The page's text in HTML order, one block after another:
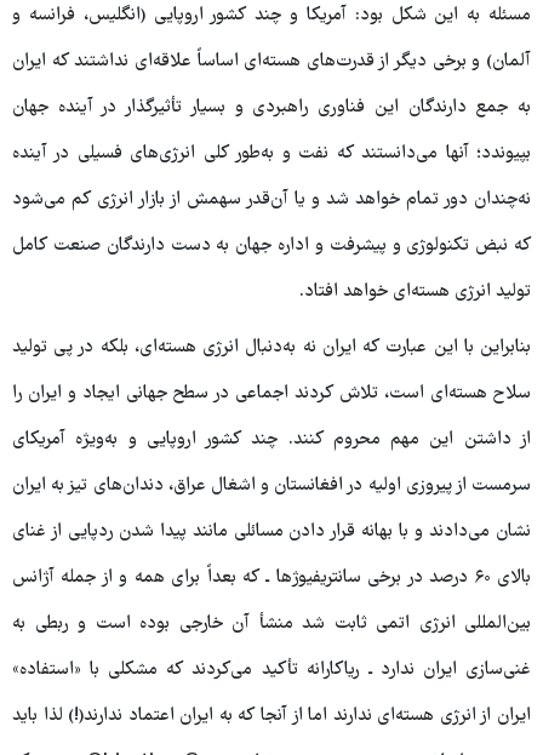
مسئله به این شکل بود: آمریکا و چند کشور اروپایی (انگلیس، فرانسه و
آلمان) و برخی دیگر از قدرت‌های هسته‌ای اساساً علاقه‌ای نداشتند که ایران
به جمع دارندگان این فناوری راهبردی و بسیار تأثیرگذار در آینده جهان
بپیوندد؛ آنها می‌دانستند که نفت و به‌طور کلی انرژی‌های فسیلی در آینده
نه‌چندان دور تمام خواهد شد و یا آن‌قدر سهمش از بازار انرژی کم می‌شود
که نبض تکنولوژی و پیشرفت و اداره جهان به دست دارندگان صنعت کامل
تولید انرژی هسته‌ای خواهد افتاد.
بنابراین با این عبارت که ایران نه به‌دنبال انرژی هسته‌ای، بلکه در پی تولید
سلاح هسته‌ای است، تلاش کردند اجماعی در سطح جهانی ایجاد و ایران را
از داشتن این مهم محروم کنند. چند کشور اروپایی و به‌ویژه آمریکای
سرمست از پیروزی اولیه در افغانستان و اشغال عراق، دندان‌های تیز به ایران
نشان می‌دادند و با بهانه قرار دادن مسائلی مانند پیدا شدن ردپایی از غنای
بالای ۶۰ درصد در برخی سانتریفیوژها ـ که بعداً‌ برای همه و از جمله آژانس
بین‌المللی انرژی اتمی ثابت شد منشأ آن خارجی بوده است و ربطی به
غنی‌سازی ایران ندارد ـ ریاکارانه تأکید می‌کردند که مشکلی با «استفاده»
ایران از انرژی هسته‌ای ندارند اما از آنجا که به ایران اعتماد ندارند(!) لذا باید